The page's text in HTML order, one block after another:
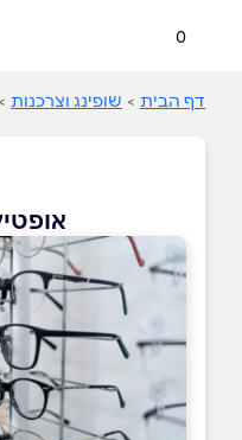
0
דף הבית > שופינג וצרכנות >